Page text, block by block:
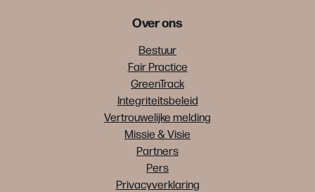
Over ons
Bestuur
Fair Practice
GreenTrack
Integriteitsbeleid
Vertrouwelijke melding
Missie & Visie
Partners
Pers
Privacyverklaring